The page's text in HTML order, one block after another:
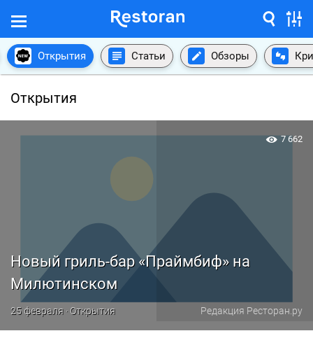
Открытия Статьи Обзоры
Открытия
Новый гриль-бар «Праймбиф» на
Милютинском
25 февраля · Открытия Редакция Ресторан.ру
7 662